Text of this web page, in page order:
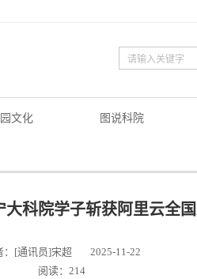
文化 图说科院
科院学子斩获阿里云全
：[通讯员]宋超
2025-11-22
阅读：214